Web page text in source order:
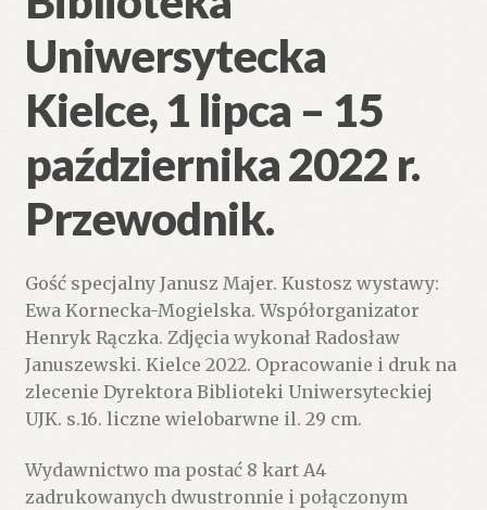
Uniwersytecka
Kielce, 1 lipca – 15
października 2022 r.
Przewodnik.
Gość specjalny Janusz Majer. Kustosz wystawy:
Ewa Kornecka-Mogielska. Współorganizator
Henryk Rączka. Zdjęcia wykonał Radosław
Januszewski. Kielce 2022. Opracowanie i druk na
zlecenie Dyrektora Biblioteki Uniwersyteckiej
UJK. s.16. liczne wielobarwne il. 29 cm.
Wydawnictwo ma postać 8 kart A4
zadrukowanych dwustronnie i połączonym